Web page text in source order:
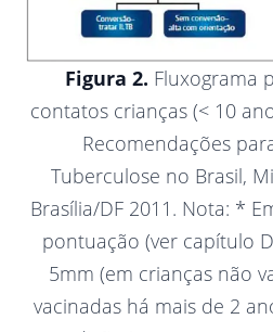
Figura 2. Fluxograma
contatos crianças (< 10
Recomendações
Tuberculose no Brasil,
Brasília/DF 2011. Nota: *
pontuação (ver capítulo
5mm (em crianças não
vacinadas há mais de 2